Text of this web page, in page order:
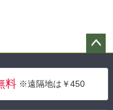
へ
料 ※遠隔地は￥450